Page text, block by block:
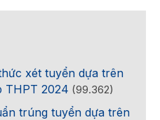
xét tuyển dựa trên
THPT 2024 (99.362)
trúng tuyển dựa trên